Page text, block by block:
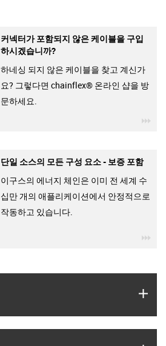
커넥터가 포함되지 않은 케이블을 구입
하시겠습니까?
하네싱 되지 않은 케이블을 찾고 계신가
요? 그렇다면 chainflex® 온라인 샵을 방
문하세요.
단일 소스의 모든 구성 요소 - 보증 포함
이구스의 에너지 체인은 이미 전 세계 수
십만 개의 애플리케이션에서 안정적으로
작동하고 있습니다.